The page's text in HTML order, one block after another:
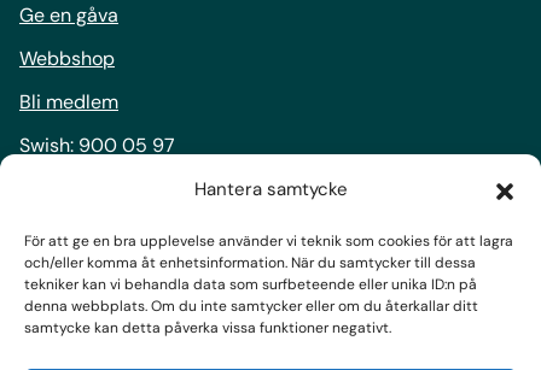
Hantera samtycke
För att ge en bra upplevelse använder vi teknik som cookies för att lagra
och/eller komma åt enhetsinformation. När du samtycker till dessa
tekniker kan vi behandla data som surfbeteende eller unika ID:n på
denna webbplats. Om du inte samtycker eller om du återkallar ditt
samtycke kan detta påverka vissa funktioner negativt.
Ge en gåva
Webbshop
Bli medlem
Swish: 900 05 97
900-0597
Följ oss
Facebook